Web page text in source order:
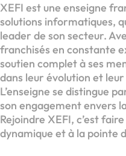
XEFI est une enseigne
solutions informatiques,
leader de son secteur.
franchisés en constante
soutien complet à ses
dans leur évolution et
L’enseigne se distingue
son engagement envers
Rejoindre XEFI, c’est
dynamique et à la pointe